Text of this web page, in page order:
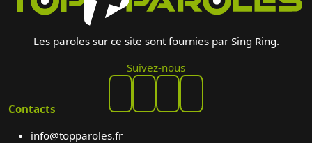
Les paroles sur ce site sont fournies par Sing Ring.
Suivez-nous
Contacts
info@topparoles.fr